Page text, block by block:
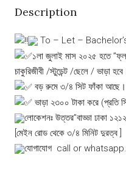
Description
To – Let –
১লা জুলাই মাস ২০২৫ হতে
চাকুরিজীবী /স্টুডেন্ট /ছেলে / ভাড়া
বড় রুমে ৩/৪ সিট ফাঁকা আছে।
ভাড়া ২৩০০ টাকা করে (প্রতি
লোকেশনঃ উত্তর”বাড্ডা ঢাকা
[মেইন রোড থেকে ৩/৪ মিনিট দুরত্ব ]
যোগাযোগ call or whatsapp.